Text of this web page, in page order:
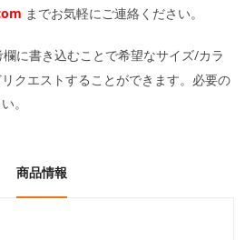
までお気軽にご連絡ください。
に書き込むことで希望なサイズ/カラ
クエストすることができます。必要の
。
商品情報